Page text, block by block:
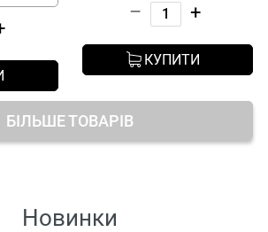
– +
КУПИТИ
БІЛЬШЕ ТОВАРІВ
Новинки